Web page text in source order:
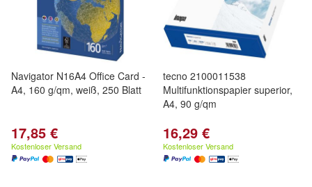
Navigator N16A4 Office Card -
A4, 160 g/qm, weiß, 250 Blatt
17,85 €
Kostenloser Versand
tecno 2100011538
Multifunktionspapier superior,
A4, 90 g/qm
16,29 €
Kostenloser Versand